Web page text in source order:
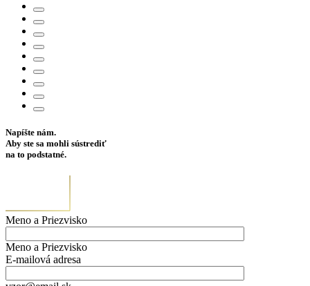
Napíšte nám.
Aby ste sa mohli sústrediť
na to podstatné.
Meno a Priezvisko
Meno a Priezvisko
E-mailová adresa